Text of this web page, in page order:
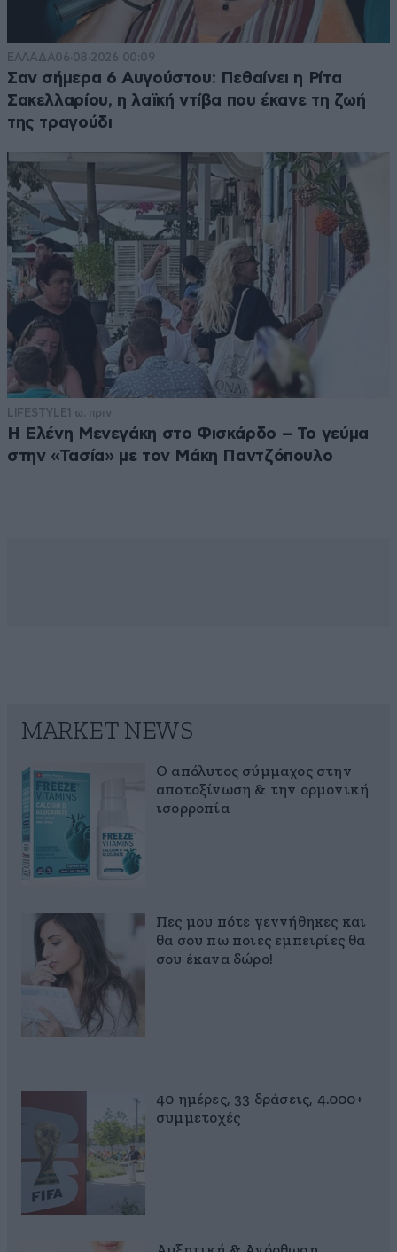
ΕΛΛΑΔΑ06·08·2026 00:09
Σαν σήμερα 6 Αυγούστου: Πεθαίνει η Ρίτα
Σακελλαρίου, η λαϊκή ντίβα που έκανε τη ζωή
της τραγούδι
LIFESTYLE1 ω. πριν
Η Ελένη Μενεγάκη στο Φισκάρδο – Το γεύμα
στην «Τασία» με τον Μάκη Παντζόπουλο
MARKET NEWS
Ο απόλυτος σύμμαχος στην
αποτοξίνωση & την ορμονική
ισορροπία
Πες μου πότε γεννήθηκες και
θα σου πω ποιες εμπειρίες θα
σου έκανα δώρο!
40 ημέρες, 33 δράσεις, 4.000+
συμμετοχές